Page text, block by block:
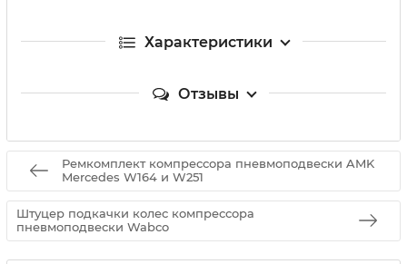
Характеристики
Отзывы
Ремкомплект компрессора пневмоподвески AMK
Mercedes W164 и W251
Штуцер подкачки колес компрессора
пневмоподвески Wabco